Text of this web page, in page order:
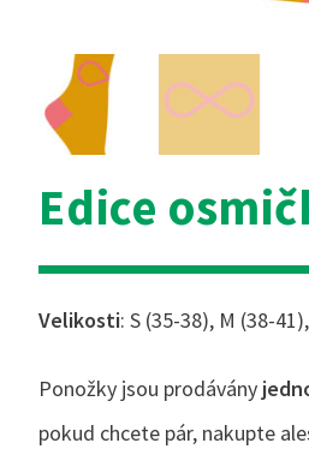
Edice
Velikosti: S (35-38), M (38-
Ponožky jsou prodávány
pokud chcete pár, nakupte